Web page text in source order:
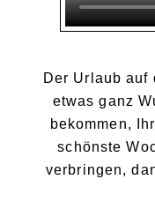
Der Urlaub auf
etwas ganz
bekommen,
schönste
verbringen,